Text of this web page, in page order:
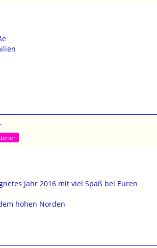
Jahr 2016 mit viel Spaß bei Euren
hohen Norden